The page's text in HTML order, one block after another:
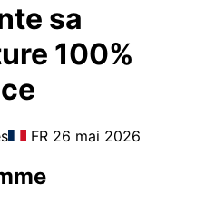
sa
100%
FR 26 mai 2026